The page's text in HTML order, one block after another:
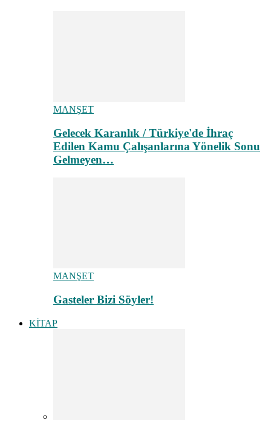
MANŞET
Gelecek Karanlık / Türkiye'de İhraç
Edilen Kamu Çalışanlarına Yönelik Sonu
Gelmeyen…
MANŞET
Gasteler Bizi Söyler!
KİTAP